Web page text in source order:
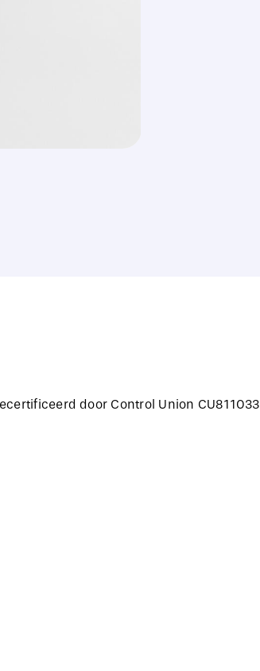
door Control Union CU811033